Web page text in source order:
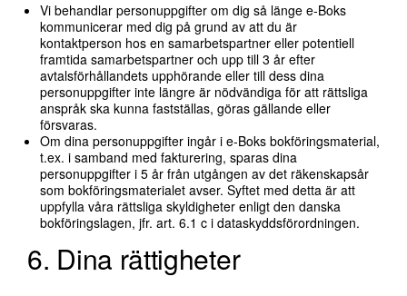
Vi behandlar personuppgifter om dig så länge e-Boks
kommunicerar med dig på grund av att du är
kontaktperson hos en samarbetspartner eller potentiell
framtida samarbetspartner och upp till 3 år efter
avtalsförhållandets upphörande eller till dess dina
personuppgifter inte längre är nödvändiga för att rättsliga
anspråk ska kunna fastställas, göras gällande eller
försvaras.
Om dina personuppgifter ingår i e-Boks bokföringsmaterial,
t.ex. i samband med fakturering, sparas dina
personuppgifter i 5 år från utgången av det räkenskapsår
som bokföringsmaterialet avser. Syftet med detta är att
uppfylla våra rättsliga skyldigheter enligt den danska
bokföringslagen, jfr. art. 6.1 c i dataskyddsförordningen.
6. Dina rättigheter